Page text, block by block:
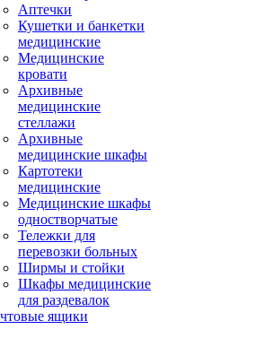
Аптечки
Кушетки и банкетки
медицинские
Медицинские
кровати
Архивные
медицинские
стеллажи
Архивные
медицинские шкафы
Картотеки
медицинские
Медицинские шкафы
одностворчатые
Тележки для
перевозки больных
Ширмы и стойки
Шкафы медицинские
для раздевалок
ящики